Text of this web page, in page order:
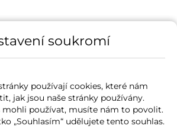
soukromí
používají cookies, které nám
jak jsou naše stránky používány.
mohli používat, musíte nám to povolit.
„Souhlasím“ udělujete tento souhlas.